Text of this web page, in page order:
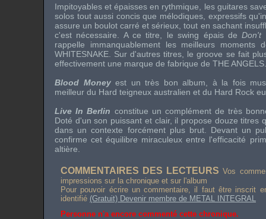
Impitoyables et épaisses en rythmique, les guitares
solos tout aussi concis que mélodiques, expressifs
assure un boulot carré et sérieux, tout en sachant
c'est nécessaire. A ce titre, leswing épais deDon't
rappelle immanquablement les meilleurs moments
WHITESNAKE . Sur d'autres titres, legroove se fait
effectivement une marque de fabrique de THE ANGELS
Blood Moneyest un très bon album, à la fois
meilleur du Hard teigneux australien et du Hard Rock
Live In Berlin constitue un complément de très
Doté d'un son puissant et clair, il propose douze titres
dans un contexte forcément plus brut. Devant un
confirme cet équilibre miraculeux entre l'efficacité
altière.
COMMENTAIRES DES LECTEURS Vos
impressions sur la chronique et sur l'album
Pour pouvoir écrire un commentaire, il faut être inscrit
identifié (Gratuit) Devenir membre de METAL INTEGRAL
Personne n'a encore commenté cette chronique.